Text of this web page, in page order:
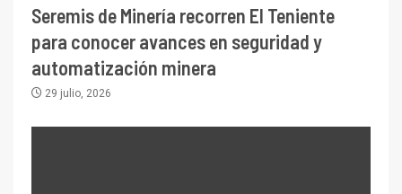
Seremis de Minería recorren El Teniente
para conocer avances en seguridad y
automatización minera
29 julio, 2026